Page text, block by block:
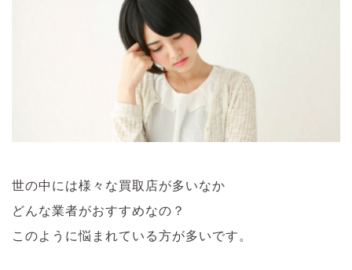
世の中には様々な買取店が多いなか
どんな業者がおすすめなの？
このように悩まれている方が多いです。